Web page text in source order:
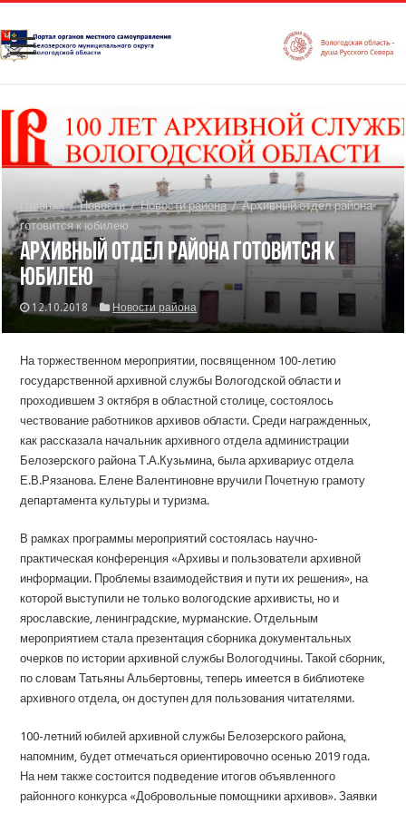
Главная / Новости / Новости района / Архивный отдел района
готовится к юбилею
Архивный отдел района готовится к
юбилею
12.10.2018 Новости района
На торжественном мероприятии, посвященном 100-летию
государственной архивной службы Вологодской области и
проходившем 3 октября в областной столице, состоялось
чествование работников архивов области. Среди награжденных,
как рассказала начальник архивного отдела администрации
Белозерского района Т.А.Кузьмина, была архивариус отдела
Е.В.Рязанова. Елене Валентиновне вручили Почетную грамоту
департамента культуры и туризма.
В рамках программы мероприятий состоялась научно-
практическая конференция «Архивы и пользователи архивной
информации. Проблемы взаимодействия и пути их решения», на
которой выступили не только вологодские архивисты, но и
ярославские, ленинградские, мурманские. Отдельным
мероприятием стала презентация сборника документальных
очерков по истории архивной службы Вологодчины. Такой сборник,
по словам Татьяны Альбертовны, теперь имеется в библиотеке
архивного отдела, он доступен для пользования читателями.
100-летний юбилей архивной службы Белозерского района,
напомним, будет отмечаться ориентировочно осенью 2019 года.
На нем также состоится подведение итогов объявленного
районного конкурса «Добровольные помощники архивов». Заявки